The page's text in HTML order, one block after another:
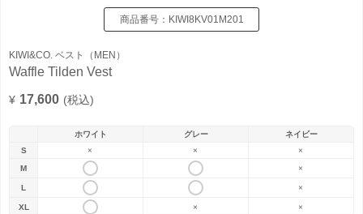
商品番号： KIWI8KV01M201
KIWI&CO. ベスト（MEN）
Waffle Tilden Vest
¥ 17,600 (税込)
ホワイト グレー
ネイビー
S
× ×
×
M
×
L ×
XL × ×